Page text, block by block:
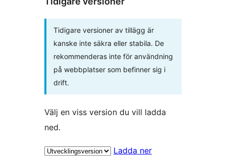
Tidigare versioner av tillägg är
kanske inte säkra eller stabila. De
rekommenderas inte för användning
på webbplatser som befinner sig i
drift.
Välj en viss version du vill ladda
ned.
Ladda ner